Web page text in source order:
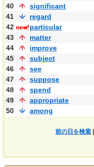
40
significant
41
regard
42
particular
43
matter
44
improve
45
subject
46
see
47
suppose
48
spend
49
appropriate
50
among
前の日を検索